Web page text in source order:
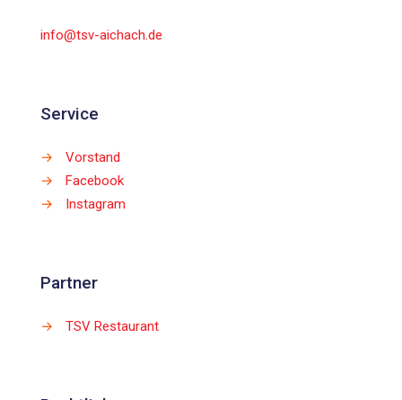
info@tsv-aichach.de
Service
→
Vorstand
→
Facebook
→
Instagram
Partner
→ TSV Restaurant